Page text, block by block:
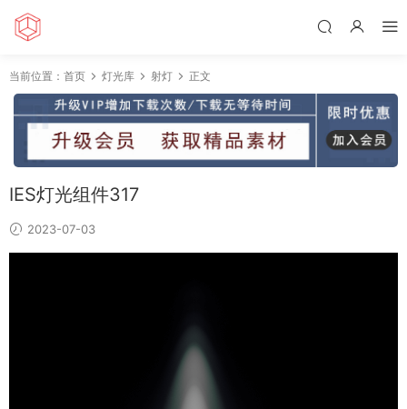
当前位置： 首页 灯光库 射灯 正文
IES灯光组件317
2023-07-03